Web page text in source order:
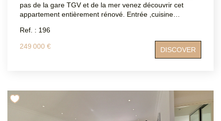
pas de la gare TGV et de la mer venez découvrir cet
appartement entièrement rénové. Entrée ,cuisine
d'eau, wc séparé, deux balcons . Climatisation, double
vitrage, volets électriques . Place de parking en sous sol
,cave.
Ref. : 196
249 000 € DISCOVER